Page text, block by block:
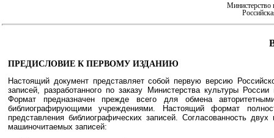
Министерство
ПРЕДИСЛОВИЕ К ПЕРВОМУ ИЗДАНИЮ
Настоящий документ представляет собой первую версию
записей, разработанного по заказу Министерства культуры
Формат предназначен прежде всего для обмена
библиографирующими учреждениями. Настоящий формат
представления библиографических записей. Согласованность
машиночитаемых записей: